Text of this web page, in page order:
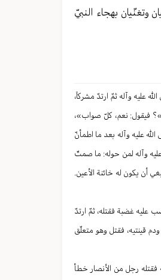
وتغنّيان بهجاء النبيّ
صلى الله عليه وآله ثمّ ارتدّ مشركاً،
فيقول: نعم، كلّ صواب»،
عليه وآله بعد ما اطمأنّ
وآله لمن حوله: ما صمتّ
أن يكون له خائنة الأعين.
عليه غضبة فقتله، ثمّ ارتدّ
ودم قينتيه، فقتل وهو متعلّق
فقتله رجل من الأنصار خطأ